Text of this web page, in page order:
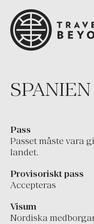
Kanada
Mexiko
Nicaragua
Uruguay
KARIBIEN
Västindien
EUROPA
England
SPANIEN
Pass
Passet måste vara
landet.
Provisoriskt pass
Accepteras
Visum
Nordiska